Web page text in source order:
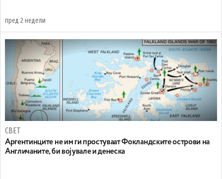
пред 2 недели
СВЕТ
Аргентинците не им ги простуваат Фокландските острови на
Англичаните, би војувале и денеска